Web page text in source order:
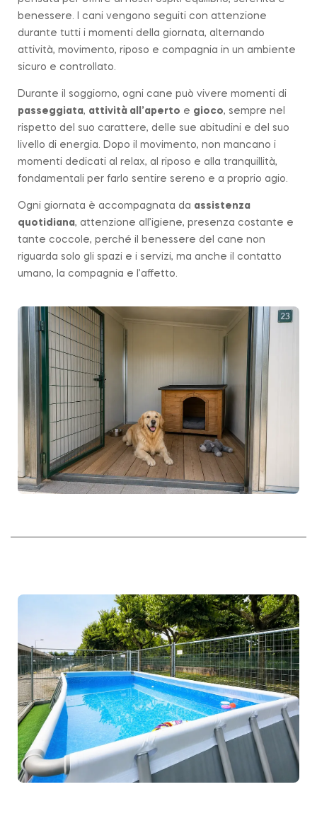
benessere. I cani vengono seguiti con attenzione
durante tutti i momenti della giornata, alternando
attività, movimento, riposo e compagnia in un ambiente
sicuro e controllato.
Durante il soggiorno, ogni cane può vivere momenti di
passeggiata, attività all’aperto e gioco, sempre nel
rispetto del suo carattere, delle sue abitudini e del suo
livello di energia. Dopo il movimento, non mancano i
momenti dedicati al relax, al riposo e alla tranquillità,
fondamentali per farlo sentire sereno e a proprio agio.
Ogni giornata è accompagnata da assistenza
quotidiana, attenzione all’igiene, presenza costante e
tante coccole, perché il benessere del cane non
riguarda solo gli spazi e i servizi, ma anche il contatto
umano, la compagnia e l’affetto.